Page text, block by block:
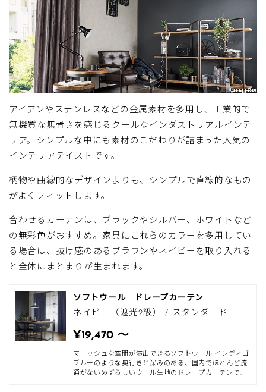
アイアンやステンレスなどの金属素材を多用し、工業的で
無機質な無骨さを感じるクールなインダストリアルインテ
リア。シンプルな中にも素材のこだわりが詰まった人気の
インテリアテイストです。
柄物や曲線的なデザインよりも、シンプルで直線的なもの
がよくフィットします。
合わせるカーテンは、ブラックやシルバー、ホワイトなど
の無彩色がおすすめ。家具にこれらのカラーを多用してい
る場合は、抜け感のあるブラウンやネイビーを取り入れる
と全体にまとまりが生まれます。
ソフトウール ドレープカーテン
ネイビー（遮光2級） / スタンダード
¥19,470 〜
マニッシュな空間が演出できるソフトウール インディゴ
ブルーのような奥行きと深みのある、国内でほとんど流
通がないめずらしいウール生地のドレープカーテンで